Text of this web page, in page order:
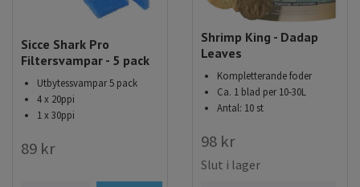
Sicce Shark Pro
Filtersvampar - 5 pack
Utbytessvampar 5 pack
4 x 20ppi
1 x 30ppi
89 kr
Shrimp King - Dadap
Leaves
Kompletterande foder
Ca. 1 blad per 10-30L
Antal: 10 st
98 kr
Slut i lager